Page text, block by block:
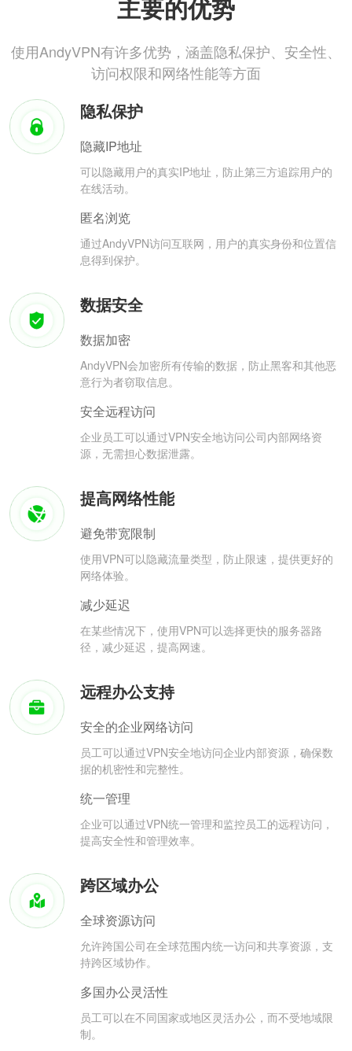
主要的优势
使用AndyVPN有许多优势，涵盖隐私保护、安全性、
访问权限和网络性能等方面
隐私保护
隐藏IP地址
可以隐藏用户的真实IP地址，防止第三方追踪用户的
在线活动。
匿名浏览
通过AndyVPN访问互联网，用户的真实身份和位置信
息得到保护。
数据安全
数据加密
AndyVPN会加密所有传输的数据，防止黑客和其他恶
意行为者窃取信息。
安全远程访问
企业员工可以通过VPN安全地访问公司内部网络资
源，无需担心数据泄露。
提高网络性能
避免带宽限制
使用VPN可以隐藏流量类型，防止限速，提供更好的
网络体验。
减少延迟
在某些情况下，使用VPN可以选择更快的服务器路
径，减少延迟，提高网速。
远程办公支持
安全的企业网络访问
员工可以通过VPN安全地访问企业内部资源，确保数
据的机密性和完整性。
统一管理
企业可以通过VPN统一管理和监控员工的远程访问，
提高安全性和管理效率。
跨区域办公
全球资源访问
允许跨国公司在全球范围内统一访问和共享资源，支
持跨区域协作。
多国办公灵活性
员工可以在不同国家或地区灵活办公，而不受地域限
制。